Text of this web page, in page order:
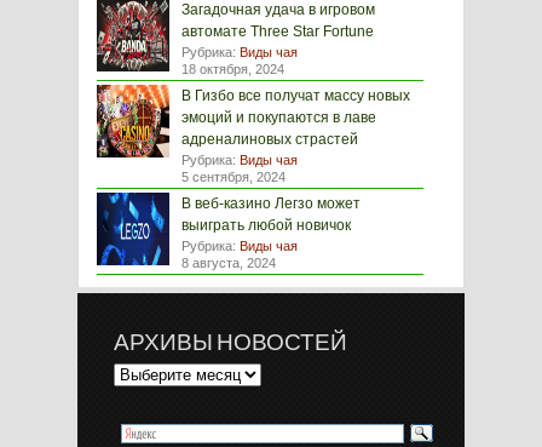
Загадочная удача в игровом
автомате Three Star Fortune
Рубрика: Виды чая
18 октября, 2024
В Гизбо все получат массу новых
эмоций и покупаются в лаве
адреналиновых страстей
Рубрика: Виды чая
5 сентября, 2024
В веб-казино Легзо может
выиграть любой новичок
Рубрика: Виды чая
8 августа, 2024
АРХИВЫ НОВОСТЕЙ